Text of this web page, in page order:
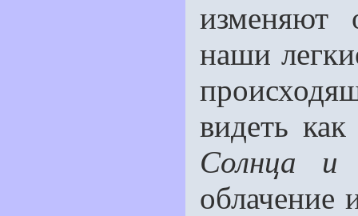
изменяют
наши
видеть
Солнца и
облачение